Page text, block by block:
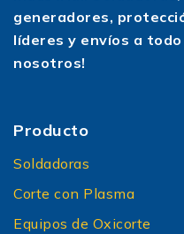
generadores,
líderes y envíos a todo
nosotros!
Producto
Soldadoras
Corte con Plasma
Equipos de Oxicorte